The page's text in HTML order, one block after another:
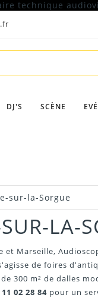
DJ'S SCÈNE
sur-la-Sorgue
LA-
Marseille,
de foires
300 m² de dalles
02 28 84 pour un